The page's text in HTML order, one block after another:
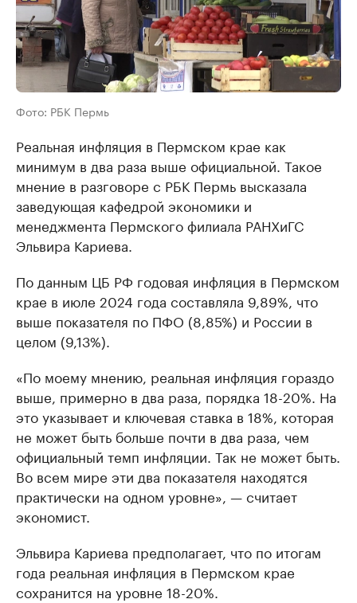
Фото: РБК Пермь
Реальная инфляция в Пермском крае как
минимум в два раза выше официальной. Такое
мнение в разговоре с РБК Пермь высказала
заведующая кафедрой экономики и
менеджмента Пермского филиала РАНХиГС
Эльвира Кариева.
По данным ЦБ РФ годовая инфляция в Пермском
крае в июле 2024 года составляла 9,89%, что
выше показателя по ПФО (8,85%) и России в
целом (9,13%).
«По моему мнению, реальная инфляция гораздо
выше, примерно в два раза, порядка 18-20%. На
это указывает и ключевая ставка в 18%, которая
не может быть больше почти в два раза, чем
официальный темп инфляции. Так не может быть.
Во всем мире эти два показателя находятся
практически на одном уровне», — считает
экономист.
Эльвира Кариева предполагает, что по итогам
года реальная инфляция в Пермском крае
сохранится на уровне 18-20%.